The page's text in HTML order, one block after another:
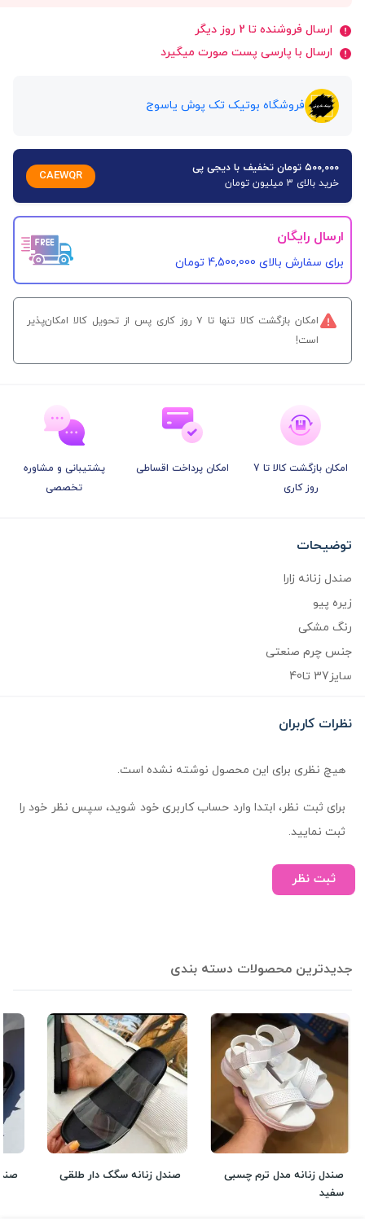
ارسال فروشنده تا 2 روز دیگر
ارسال با پارسی پست صورت میگیرد
فروشگاه بوتیک تک پوش یاسوج
۵۰۰,۰۰۰ تومان تخفیف با دیجی پی
خرید بالای 3 میلیون تومان
CAEWQR
ارسال رایگان
برای سفارش‌ بالای 4,500,000 تومان
امکان بازگشت کالا تنها تا ۷ روز کاری پس از تحویل کالا امکان‌پذیر
است!
امکان بازگشت کالا تا 7
روز کاری
امکان پرداخت اقساطی
پشتیبانی و مشاوره
تخصصی
توضیحات
صندل زنانه زارا
زیره پیو
رنگ مشکی
جنس چرم صنعتی
سایز37 تا40
نظرات کاربران
هیچ نظری برای این محصول نوشته نشده است.
برای ثبت نظر، ابتدا وارد حساب کاربری خود شوید، سپس نظر خود را
ثبت نمایید.
ثبت نظر
جدیدترین محصولات دسته بندی
صندل زنانه مدل ترم چسبی
سفید
صندل زنانه سگک دار طلقی